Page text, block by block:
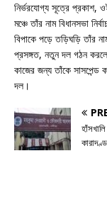
নির্ভরযোগ্য সূত্রে প্রকাশ,
মঞ্চে তাঁর নাম বিধানসভা
বিপাকে পড়ে তড়িঘড়ি তাঁর
প্রসঙ্গত, নতুন দল গঠন
কাজের জন্য তাঁকে সাসপেন্ড
দল।
কারাদণ্ড